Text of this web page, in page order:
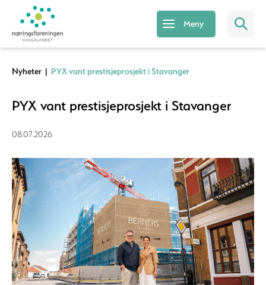
Meny
Nyheter | PYX vant prestisjeprosjekt i Stavanger
PYX vant prestisjeprosjekt i Stavanger
08.07.2026